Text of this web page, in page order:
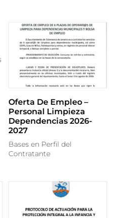
Oferta De Empleo –
Personal Limpieza
Dependencias 2026-
2027
Bases en Perfil del
Contratante